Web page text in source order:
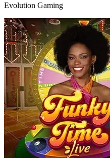
Evolution Gaming